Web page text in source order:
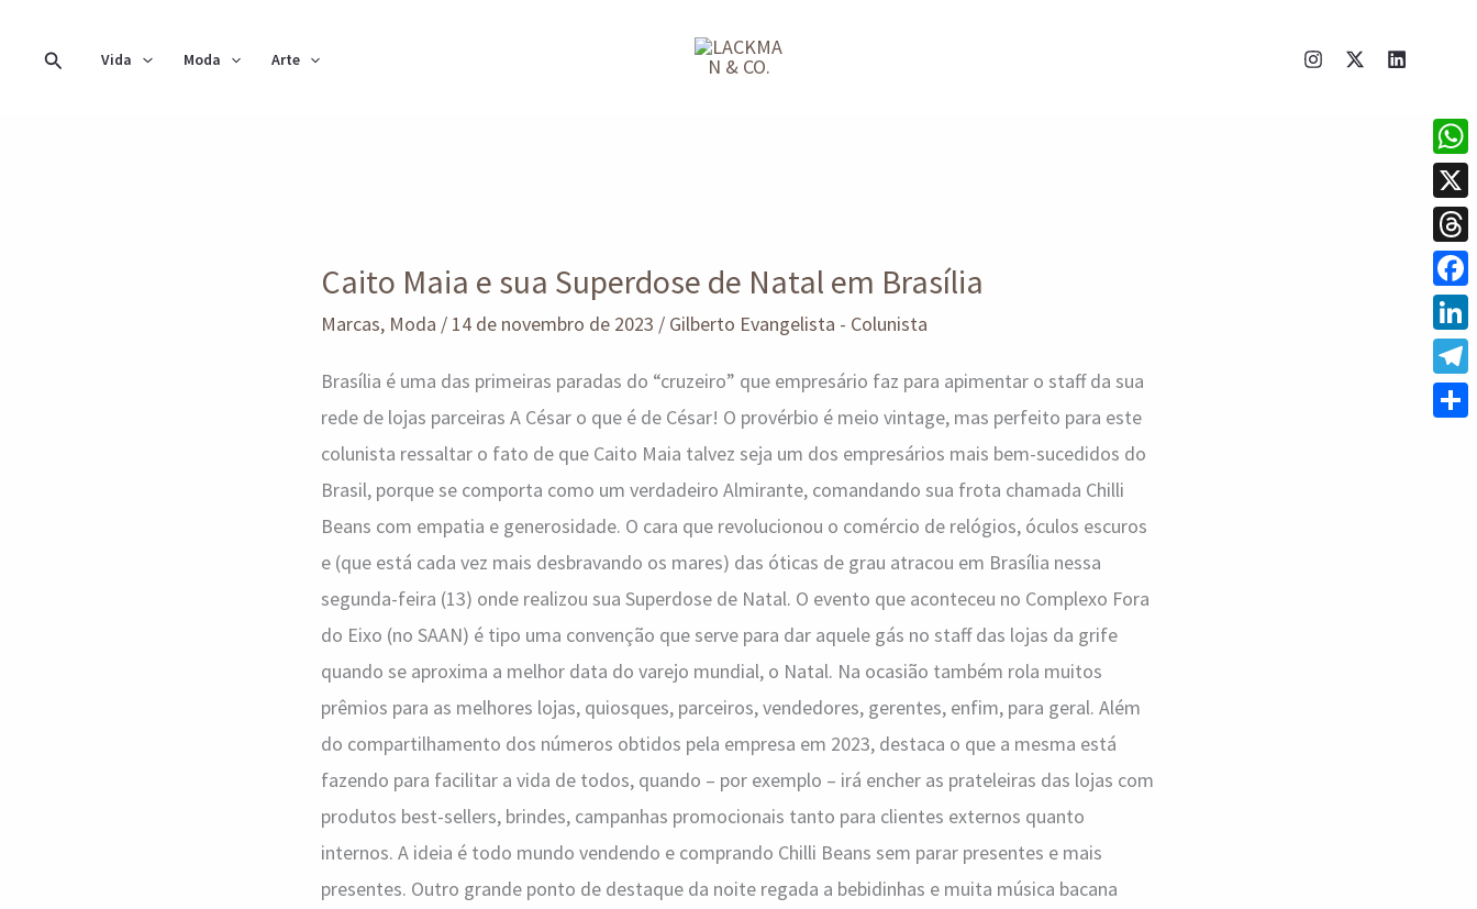
Pesquisar
Vida Moda Arte
Caito Maia e sua Superdose de Natal em Brasília
Marcas, Moda / 14 de novembro de 2023 / Gilberto Evangelista - Colunista
Brasília é uma das primeiras paradas do “cruzeiro” que empresário faz para apimentar o staff da sua
rede de lojas parceiras A César o que é de César! O provérbio é meio vintage, mas perfeito para este
colunista ressaltar o fato de que Caito Maia talvez seja um dos empresários mais bem-sucedidos do
Brasil, porque se comporta como um verdadeiro Almirante, comandando sua frota chamada Chilli
Beans com empatia e generosidade. O cara que revolucionou o comércio de relógios, óculos escuros
e (que está cada vez mais desbravando os mares) das óticas de grau atracou em Brasília nessa
segunda-feira (13) onde realizou sua Superdose de Natal. O evento que aconteceu no Complexo Fora
do Eixo (no SAAN) é tipo uma convenção que serve para dar aquele gás no staff das lojas da grife
quando se aproxima a melhor data do varejo mundial, o Natal. Na ocasião também rola muitos
prêmios para as melhores lojas, quiosques, parceiros, vendedores, gerentes, enfim, para geral. Além
do compartilhamento dos números obtidos pela empresa em 2023, destaca o que a mesma está
fazendo para facilitar a vida de todos, quando – por exemplo – irá encher as prateleiras das lojas com
produtos best-sellers, brindes, campanhas promocionais tanto para clientes externos quanto
internos. A ideia é todo mundo vendendo e comprando Chilli Beans sem parar presentes e mais
presentes. Outro grande ponto de destaque da noite regada a bebidinhas e muita música bacana
e
sua
de
Natal
em
Brasília
X